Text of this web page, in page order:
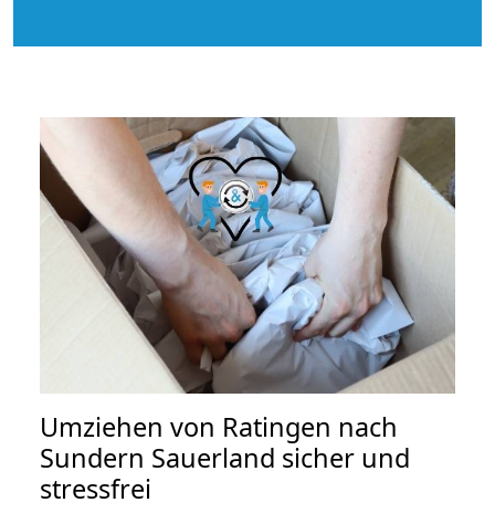
Umziehen von Ratingen nach
Sundern Sauerland sicher und
stressfrei